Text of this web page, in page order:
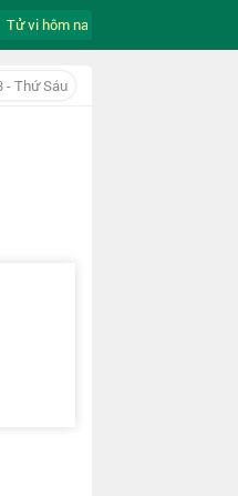
Tử vi hôm nay ngày 7/8/2026 của 12
- Thứ Sáu